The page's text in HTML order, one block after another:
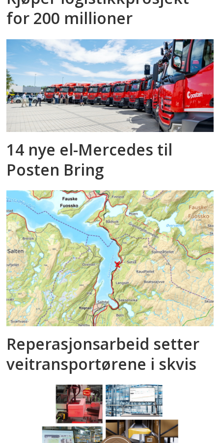
for 200 millioner
14 nye el-Mercedes til
Posten Bring
Reperasjonsarbeid setter
veitransportørene i skvis